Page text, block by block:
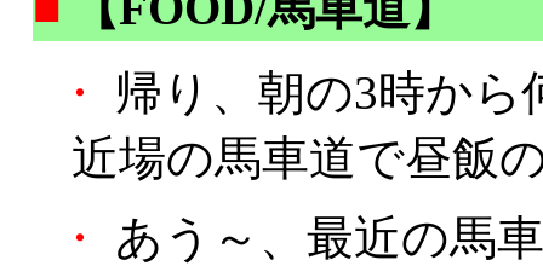
・
帰り、朝の3時か
近場の馬車道で昼飯
・
あう～、最近の馬